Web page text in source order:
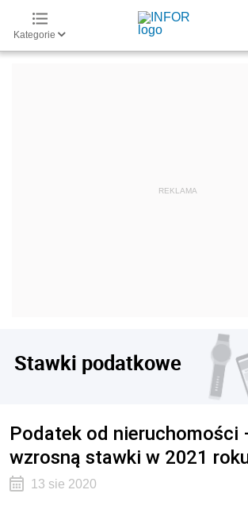
Kategorie
Stawki podatkowe
Podatek od nieruchomości
wzrosną stawki w 2021
13 sie 2020